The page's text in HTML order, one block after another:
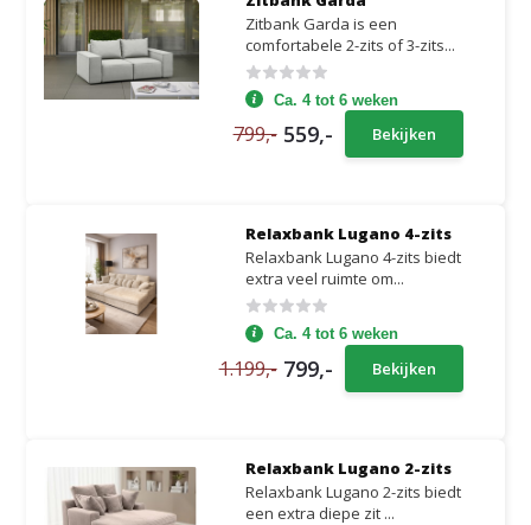
Zitbank Garda is een
comfortabele 2-zits of 3-zits...
Ca. 4 tot 6 weken
799,- 559,- Bekijken
Relaxbank Lugano 4-zits
Relaxbank Lugano 4-zits biedt
extra veel ruimte om...
Ca. 4 tot 6 weken
1.199,- 799,- Bekijken
Relaxbank Lugano 2-zits
Relaxbank Lugano 2-zits biedt
een extra diepe zit ...